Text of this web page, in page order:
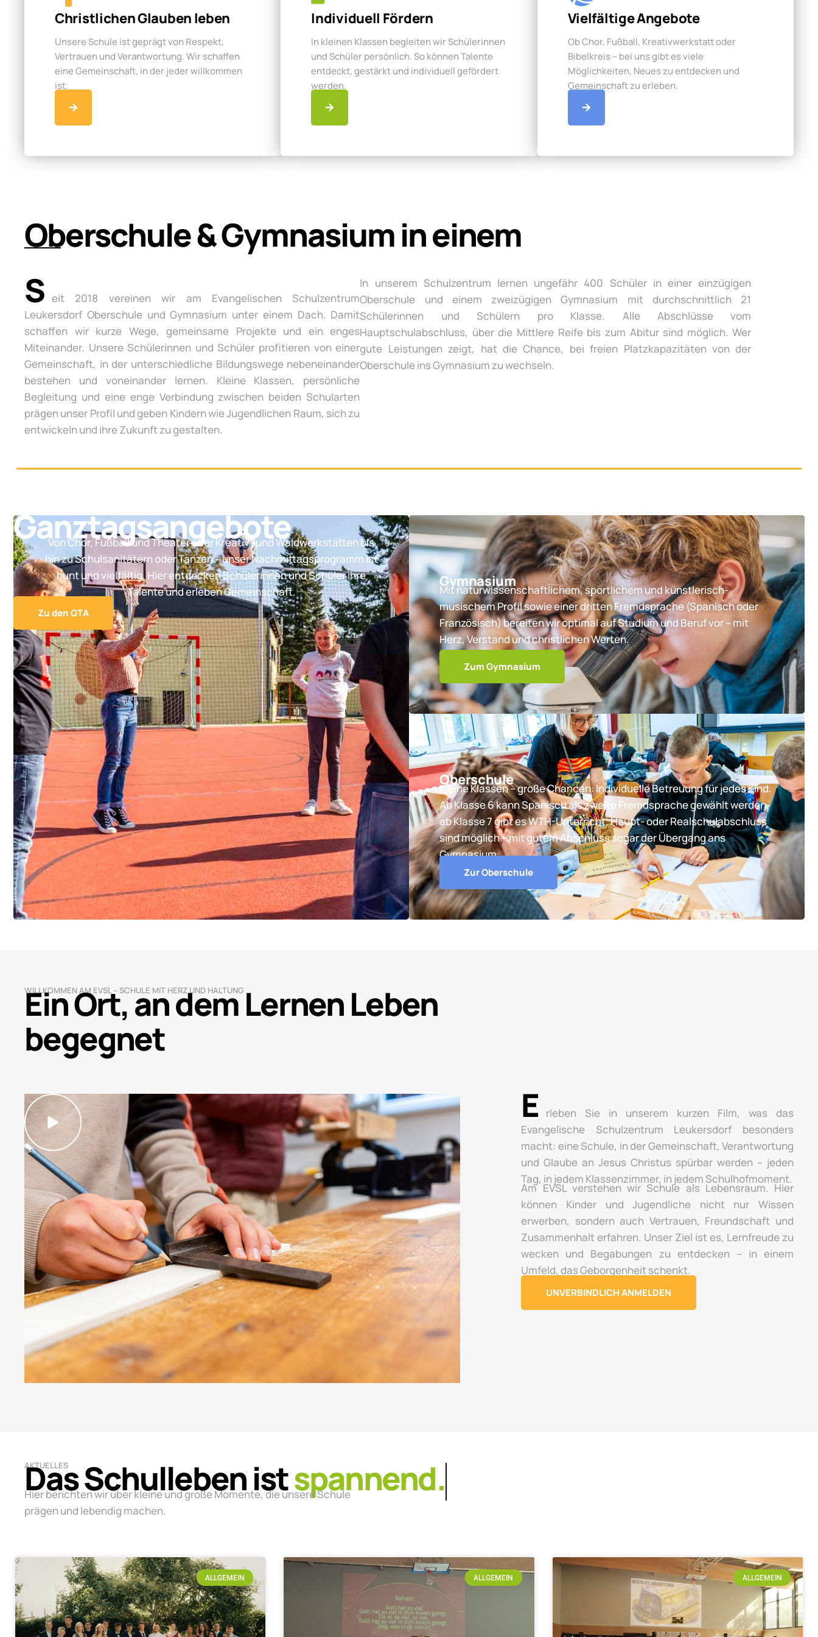
Christlichen Glauben leben
Unsere Schule ist geprägt von Respekt,
Vertrauen und Verantwortung. Wir schaffen
eine Gemeinschaft, in der jeder willkommen
ist.
Individuell Fördern
In kleinen Klassen begleiten wir Schülerinnen
und Schüler persönlich. So können Talente
entdeckt, gestärkt und individuell gefördert
werden.
Vielfältige Angebote
Ob Chor, Fußball, Kreativwerkstatt oder
Bibelkreis – bei uns gibt es viele
Möglichkeiten, Neues zu entdecken und
Gemeinschaft zu erleben.
Oberschule & Gymnasium in einem
S eit 2018 vereinen wir am Evangelischen Schulzentrum
Leukersdorf Oberschule und Gymnasium unter einem Dach. Damit
schaffen wir kurze Wege, gemeinsame Projekte und ein enges
Miteinander. Unsere Schülerinnen und Schüler profitieren von einer
Gemeinschaft, in der unterschiedliche Bildungswege nebeneinander
bestehen und voneinander lernen. Kleine Klassen, persönliche
Begleitung und eine enge Verbindung zwischen beiden Schularten
prägen unser Profil und geben Kindern wie Jugendlichen Raum, sich zu
entwickeln und ihre Zukunft zu gestalten.
In unserem Schulzentrum lernen ungefähr 400 Schüler in einer einzügigen
Oberschule und einem zweizügigen Gymnasium mit durchschnittlich 21
Schülerinnen und Schülern pro Klasse. Alle Abschlüsse vom
Hauptschulabschluss, über die Mittlere Reife bis zum Abitur sind möglich. Wer
gute Leistungen zeigt, hat die Chance, bei freien Platzkapazitäten von der
Oberschule ins Gymnasium zu wechseln.
Ganztagsangebote
Von Chor, Fußball und Theater über Kreativ- und Waldwerkstätten bis
hin zu Schulsanitätern oder Tanzen – unser Nachmittagsprogramm ist
bunt und vielfältig. Hier entdecken Schülerinnen und Schüler ihre
Talente und erleben Gemeinschaft.
Zu den GTA
Gymnasium
Mit naturwissenschaftlichem, sportlichem und künstlerisch-
musischem Profil sowie einer dritten Fremdsprache (Spanisch oder
Französisch) bereiten wir optimal auf Studium und Beruf vor – mit
Herz, Verstand und christlichen Werten.
Zum Gymnasium
Oberschule
Kleine Klassen – große Chancen: Individuelle Betreuung für jedes Kind.
Ab Klasse 6 kann Spanisch als zweite Fremdsprache gewählt werden,
ab Klasse 7 gibt es WTH-Unterricht. Haupt- oder Realschulabschluss
sind möglich – mit gutem Abschluss sogar der Übergang ans
Gymnasium.
Zur Oberschule
WILLKOMMEN AM EVSL – SCHULE MIT HERZ UND HALTUNG
Ein Ort, an dem Lernen Leben
begegnet
E
rleben Sie in unserem kurzen Film, was das
Evangelische Schulzentrum Leukersdorf besonders
macht: eine Schule, in der Gemeinschaft, Verantwortung
und Glaube an Jesus Christus spürbar werden – jeden
Tag, in jedem Klassenzimmer, in jedem Schulhofmoment.
Am EVSL verstehen wir Schule als Lebensraum. Hier
können Kinder und Jugendliche nicht nur Wissen
erwerben, sondern auch Vertrauen, Freundschaft und
Zusammenhalt erfahren. Unser Ziel ist es, Lernfreude zu
wecken und Begabungen zu entdecken – in einem
Umfeld, das Geborgenheit schenkt.
UNVERBINDLICH ANMELDEN
AKTUELLES
Das Schulleben istlebendig.
Hier berichten wir über kleine und große Momente, die unsere Schule
prägen und lebendig machen.
ALLGEMEIN ALLGEMEIN ALLGEMEIN